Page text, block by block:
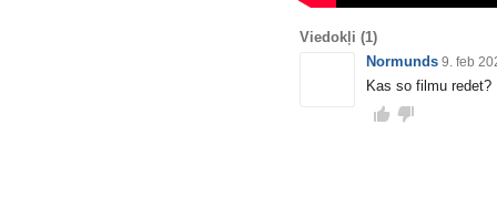
Viedokļi (1)
Normunds 9. feb
Kas so filmu redet?